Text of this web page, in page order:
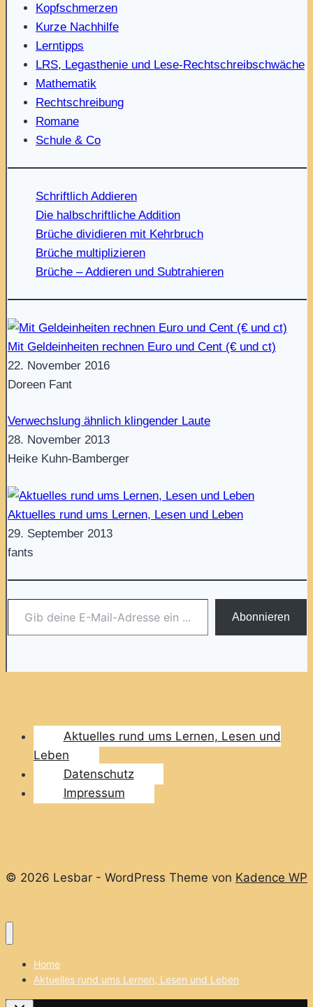
Kopfschmerzen
Kurze Nachhilfe
Lerntipps
LRS, Legasthenie und Lese-Rechtschreibschwäche
Mathematik
Rechtschreibung
Romane
Schule & Co
Schriftlich Addieren
Die halbschriftliche Addition
Brüche dividieren mit Kehrbruch
Brüche multiplizieren
Brüche – Addieren und Subtrahieren
Mit Geldeinheiten rechnen Euro und Cent (€ und ct)
22. November 2016
Doreen Fant
Verwechslung ähnlich klingender Laute
28. November 2013
Heike Kuhn-Bamberger
Aktuelles rund ums Lernen, Lesen und Leben
29. September 2013
fants
Gib deine E-Mail-Adresse ein ...
Abonnieren
Aktuelles rund ums Lernen, Lesen und
Leben
Datenschutz
Impressum
© 2026 Lesbar - WordPress Theme von Kadence WP
Home
Aktuelles rund ums Lernen, Lesen und Leben